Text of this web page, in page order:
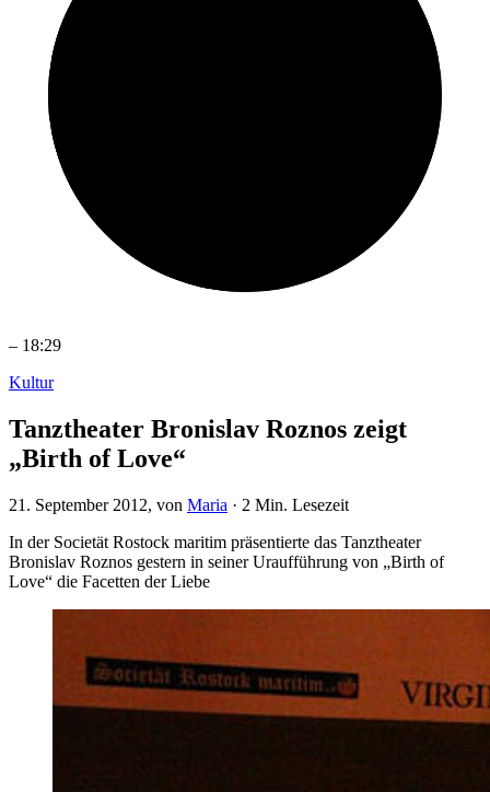
– 18:29
Kultur
Tanztheater Bronislav Roznos zeigt
„Birth of Love“
21. September 2012, von Maria · 2 Min. Lesezeit
In der Societät Rostock maritim präsentierte das Tanztheater
Bronislav Roznos gestern in seiner Uraufführung von „Birth of
Love“ die Facetten der Liebe